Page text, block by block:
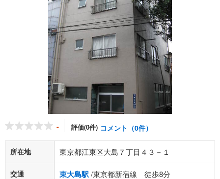
- 評価(0件) コメント（0件）
所在地 東京都江東区大島７丁目４３－１
交通 東大島駅/東京都新宿線 徒歩8分